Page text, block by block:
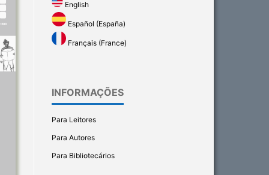
English
Español (España)
Français (France)
INFORMAÇÕES
Para Leitores
Para Autores
Para Bibliotecários